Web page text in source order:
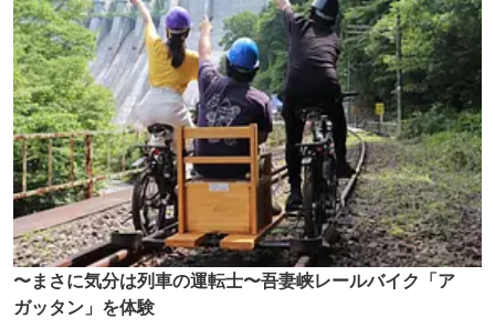
〜まさに気分は列車の運転士〜吾妻峡レールバイク「ア
ガッタン」を体験